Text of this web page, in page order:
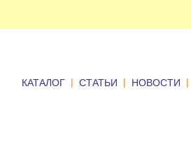
КАТАЛОГ | СТАТЬИ | НОВОСТИ |